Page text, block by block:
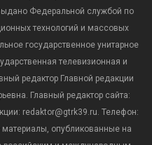
Федеральной службой по
технологий и массовых
государственное унитарное
телевизионная и
редактор Главной редакции
Главный редактор сайта:
redaktor@gtrk39.ru. Телефон:
опубликованные на